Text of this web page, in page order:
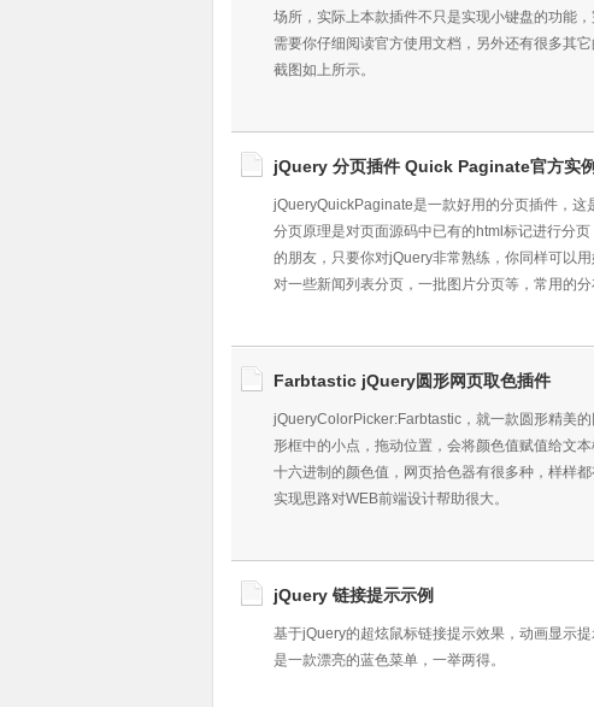
场所，实际上本款插件不只是实现小键盘的功能
需要你仔细阅读官方使用文档，另外还有很多其
截图如上所示。
jQuery 分页插件 Quick Paginate官方实例
jQueryQuickPaginate是一款好用的分页插件，这
分页原理是对页面源码中已有的html标记进行分
的朋友，只要你对jQuery非常熟练，你同样可以
对一些新闻列表分页，一批图片分页等，常用的
Farbtastic jQuery圆形网页取色插件
jQueryColorPicker:Farbtastic，就一款圆形精美
形框中的小点，拖动位置，会将颜色值赋值给文
十六进制的颜色值，网页拾色器有很多种，样样
实现思路对WEB前端设计帮助很大。
jQuery 链接提示示例
基于jQuery的超炫鼠标链接提示效果，动画显示
是一款漂亮的蓝色菜单，一举两得。